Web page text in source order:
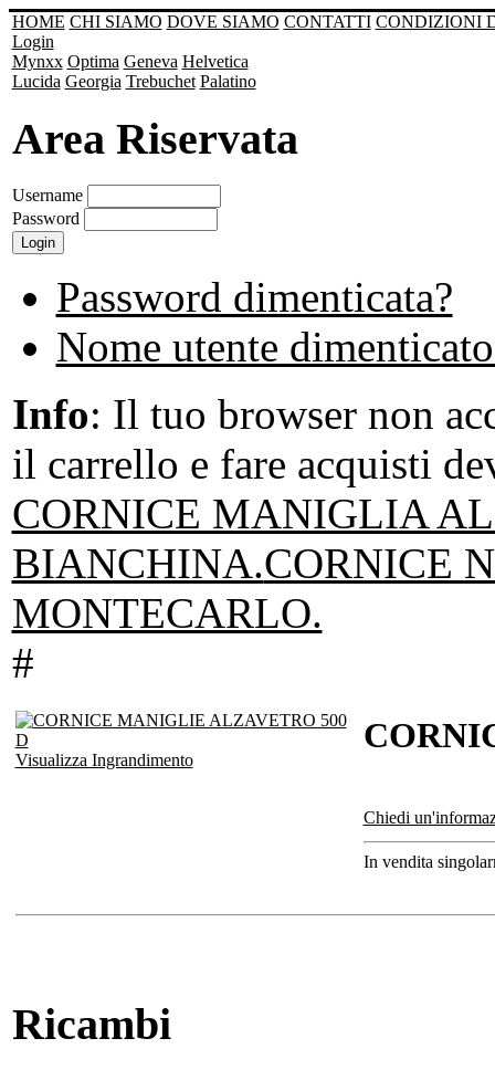
HOME CHI SIAMO DOVE SIAMO CONTATTI CONDIZIONI
Login
Mynxx Optima Geneva Helvetica
Lucida Georgia Trebuchet Palatino
Area Riservata
Username
Password
Password dimenticata?
Nome utente
Info: Il tuo browser non
il carrello e fare acquisti
CORNICE MANIGLIA
BIANCHINA.CORNICE
MONTECARLO.
#
Visualizza Ingrandimento
Chiedi
In vendita
Ricambi